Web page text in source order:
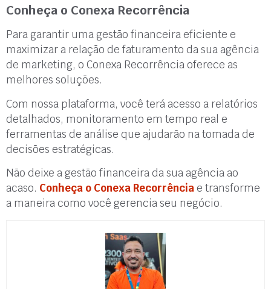
Conheça o Conexa Recorrência
Para garantir uma gestão financeira eficiente e
maximizar a relação de faturamento da sua agência
de marketing, o Conexa Recorrência oferece as
melhores soluções.
Com nossa plataforma, você terá acesso a relatórios
detalhados, monitoramento em tempo real e
ferramentas de análise que ajudarão na tomada de
decisões estratégicas.
Não deixe a gestão financeira da sua agência ao
acaso. Conheça o Conexa Recorrênciae transforme
a maneira como você gerencia seu negócio.